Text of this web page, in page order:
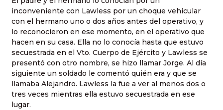
inconveniente con Lawless por un choque vehicular
con el hermano uno o dos años antes del operativo, y
lo reconocieron en ese momento, en el operativo que
hacen en su casa. Ella no lo conocía hasta que estuvo
secuestrada en el Vto. Cuerpo de Ejército y Lawless se
presentó con otro nombre, se hizo llamar Jorge. Al día
siguiente un soldado le comentó quién era y que se
llamaba Alejandro. Lawless la fue a ver al menos dos o
tres veces mientras ella estuvo secuestrada en ese
lugar.